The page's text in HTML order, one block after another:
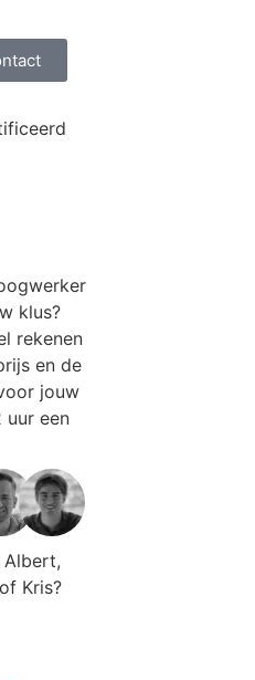
klus?
rekenen
en de
jouw
uur een
Albert,
Kris?